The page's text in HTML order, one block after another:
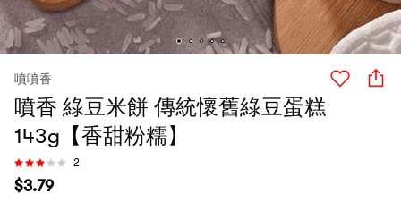
噴噴香
噴香 綠豆米餅 傳統懷舊綠豆蛋糕
143g【香甜粉糯】
2
$3.79